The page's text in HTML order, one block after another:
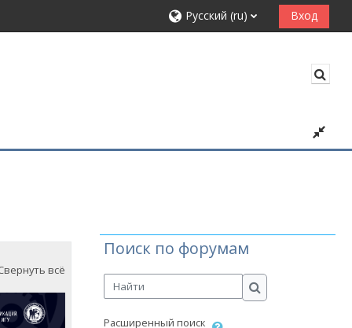
Русский ‎(ru)‎ Вход
всё
Поиск по форумам
Найти
Найти
Расширенный поиск